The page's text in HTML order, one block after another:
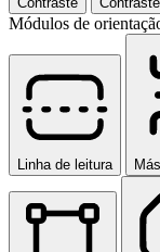
Módulos de
Linha de leitura